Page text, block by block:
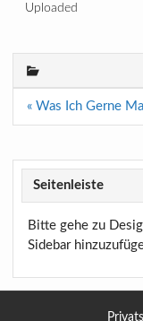
Uploaded
Beitragsnavigation
« Was Ich Gerne
Seitenleiste
Bitte gehe zu
Sidebar